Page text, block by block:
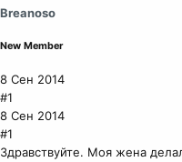
Breanoso
New Member
8 Сен 2014
#1
8 Сен 2014
#1
Здравствуйте. Моя жена